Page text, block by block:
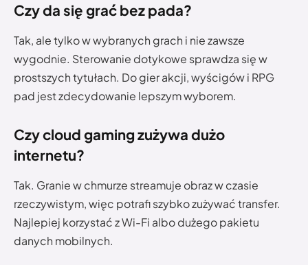
Czy da się grać bez pada?
Tak, ale tylko w wybranych grach i nie zawsze
wygodnie. Sterowanie dotykowe sprawdza się w
prostszych tytułach. Do gier akcji, wyścigów i RPG
pad jest zdecydowanie lepszym wyborem.
Czy cloud gaming zużywa dużo
internetu?
Tak. Granie w chmurze streamuje obraz w czasie
rzeczywistym, więc potrafi szybko zużywać transfer.
Najlepiej korzystać z Wi-Fi albo dużego pakietu
danych mobilnych.